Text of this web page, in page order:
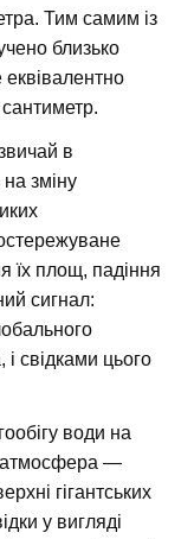
Тим самим із
близько
еквівалентно
в
зміну
їх площ, падіння
сигнал:
свідками цього
води на
атмосфера —
гігантських
у вигляді